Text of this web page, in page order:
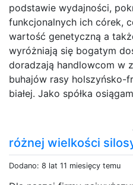
podstawie wydajności,
funkcjonalnych ich córek,
wartość genetyczną a
wyróżniają się bogatym
doradzają handlowcom w
buhajów rasy holszyńsko-
białej. Jako spółka
różnej wielkości
Dodano: 8 lat 11 miesięcy temu